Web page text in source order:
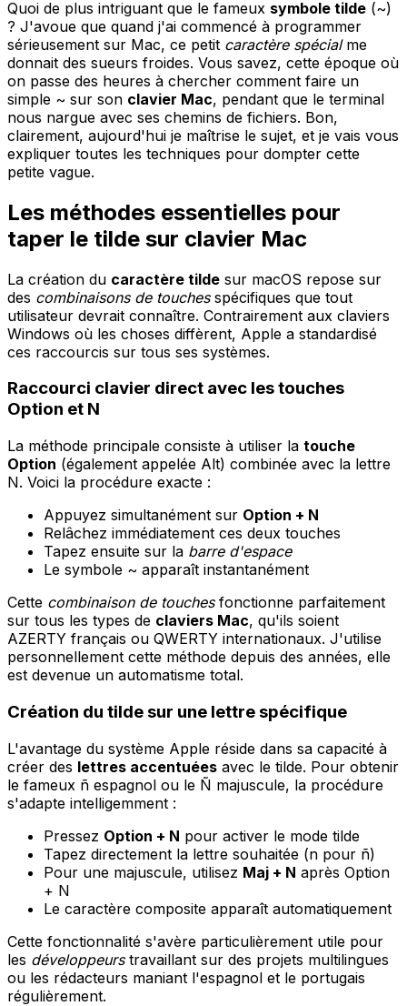
Quoi de plus intriguant que le fameux symbole tilde (~)
? J'avoue que quand j'ai commencé à programmer
sérieusement sur Mac, ce petit caractère spécialme
donnait des sueurs froides. Vous savez, cette époque où
on passe des heures à chercher comment faire un
simple ~ sur son clavier Mac, pendant que le terminal
nous nargue avec ses chemins de fichiers. Bon,
clairement, aujourd'hui je maîtrise le sujet, et je vais vous
expliquer toutes les techniques pour dompter cette
petite vague.
Les méthodes essentielles pour
taper le tilde sur clavier Mac
La création du caractère tilde sur macOS repose sur
des combinaisons de touchesspécifiques que tout
utilisateur devrait connaître. Contrairement aux claviers
Windows où les choses diffèrent, Apple a standardisé
ces raccourcis sur tous ses systèmes.
Raccourci clavier direct avec les touches
Option et N
La méthode principale consiste à utiliser la touche
Option (également appelée Alt) combinée avec la lettre
N. Voici la procédure exacte :
Appuyez simultanément sur Option + N
Relâchez immédiatement ces deux touches
Tapez ensuite sur la barre d'espace
Le symbole ~ apparaît instantanément
Cette combinaison de touchesfonctionne parfaitement
sur tous les types de claviers Mac, qu'ils soient
AZERTY français ou QWERTY internationaux. J'utilise
personnellement cette méthode depuis des années, elle
est devenue un automatisme total.
Création du tilde sur une lettre spécifique
L'avantage du système Apple réside dans sa capacité à
créer des lettres accentuées avec le tilde. Pour obtenir
le fameux ñ espagnol ou le Ñ majuscule, la procédure
s'adapte intelligemment :
Pressez Option + N pour activer le mode tilde
Tapez directement la lettre souhaitée (n pour ñ)
Pour une majuscule, utilisez Maj + N après Option
+ N
Le caractère composite apparaît automatiquement
Cette fonctionnalité s'avère particulièrement utile pour
les développeurstravaillant sur des projets multilingues
ou les rédacteurs maniant l'espagnol et le portugais
régulièrement.